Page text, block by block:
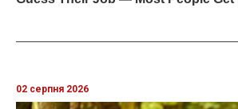
02 серпня 2026